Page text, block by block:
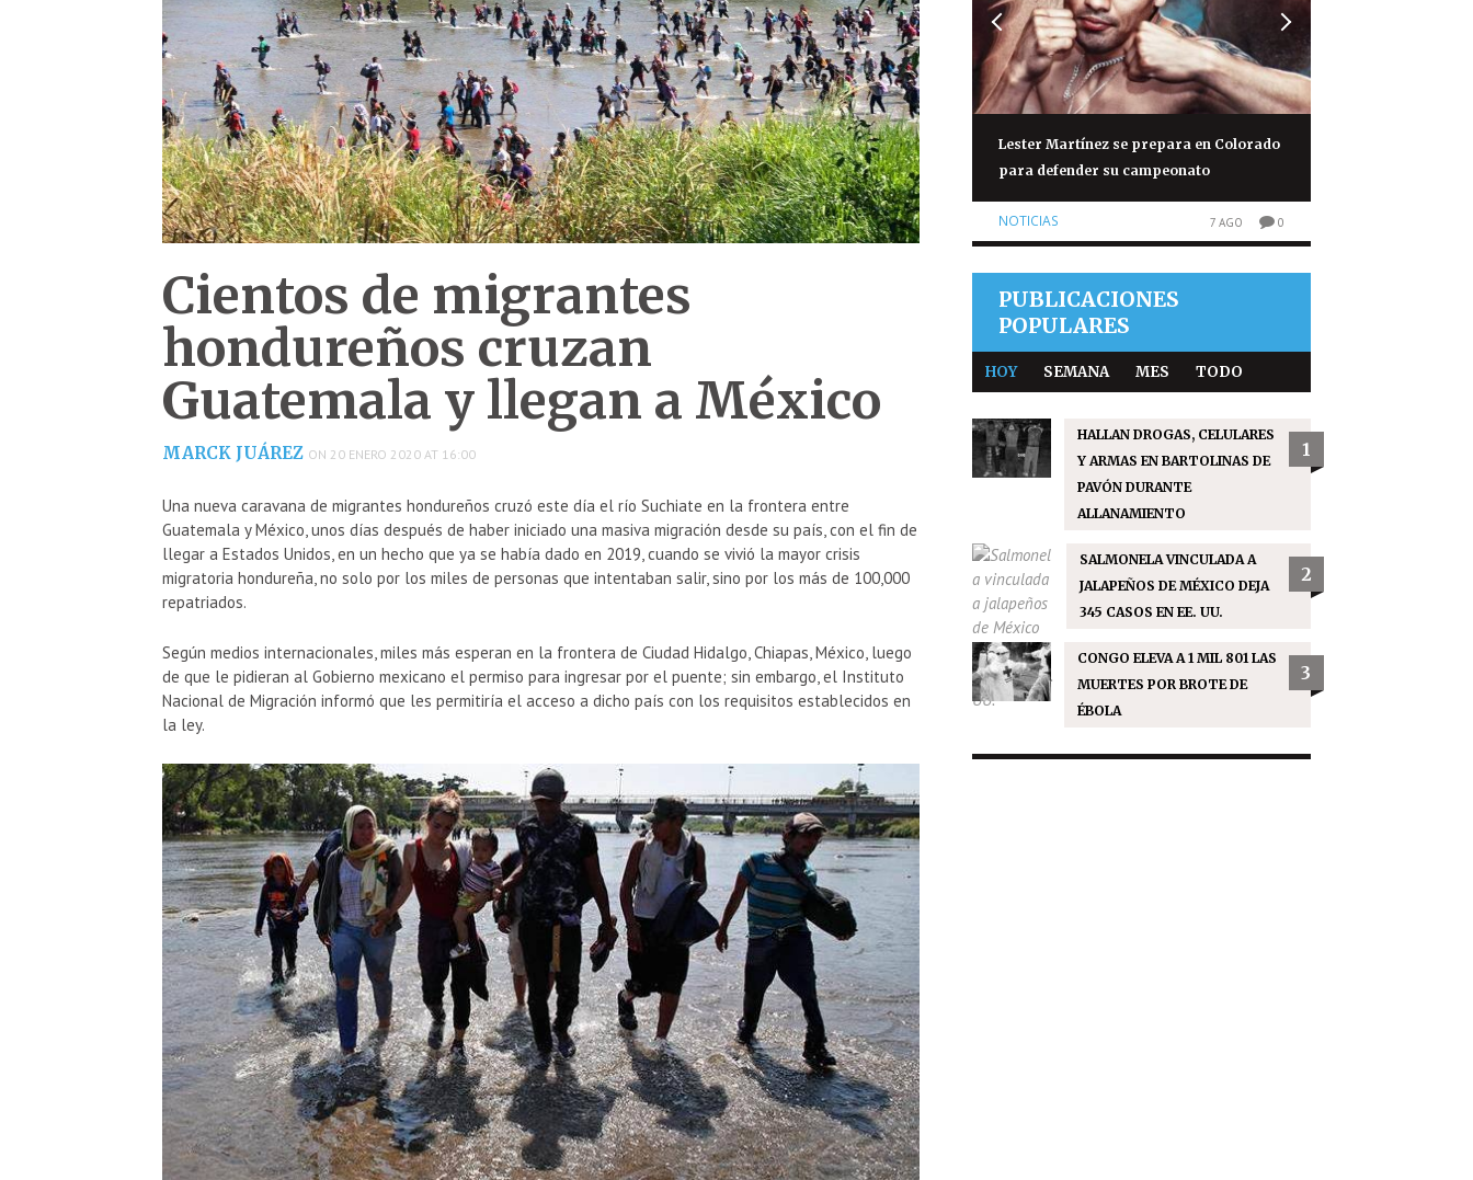
Cientos de migrantes
hondureños cruzan
Guatemala y llegan a México
MARCK JUÁREZ ON 20 ENERO 2020 AT 16:00
Una nueva caravana de migrantes hondureños cruzó este día el río Suchiate en la frontera entre
Guatemala y México, unos días después de haber iniciado una masiva migración desde su país, con el fin de
llegar a Estados Unidos, en un hecho que ya se había dado en 2019, cuando se vivió la mayor crisis
migratoria hondureña, no solo por los miles de personas que intentaban salir, sino por los más de 100,000
repatriados.
Según medios internacionales, miles más esperan en la frontera de Ciudad Hidalgo, Chiapas, México, luego
de que le pidieran al Gobierno mexicano el permiso para ingresar por el puente; sin embargo, el Instituto
Nacional de Migración informó que les permitiría el acceso a dicho país con los requisitos establecidos en
la ley.
Lester Martínez se prepara en Colorado
para defender su campeonato
NOTICIAS 7 AGO 0
Piden frenar multas migratorias en
Estados Unidos
OPINIONES 7 AGO
PUBLICACIONES
POPULARES
HOY SEMANA MES TODO
HALLAN DROGAS, CELULARES
Y ARMAS EN BARTOLINAS DE
PAVÓN DURANTE
ALLANAMIENTO
1
SALMONELA VINCULADA A
JALAPEÑOS DE MÉXICO DEJA
345 CASOS EN EE. UU.
2
CONGO ELEVA A 1 MIL 801 LAS
MUERTES POR BROTE DE
ÉBOLA
3